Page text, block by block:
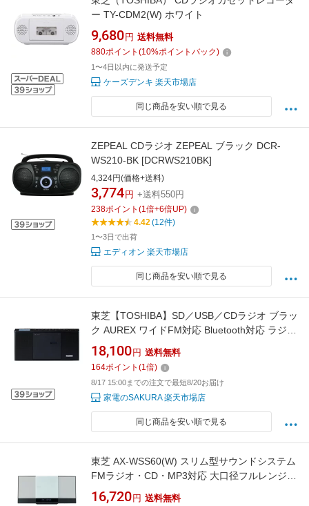
ー TY-CDM2(W) ホワイト
9,680 円 送料無料
880ポイント (10%ポイントバック)
1〜4日以内に発送予定
ケーズデンキ 楽天市場店
同じ商品を安い順で見る
ZEPEAL CDラジオ ZEPEAL ブラック DCR-
WS210-BK [DCRWS210BK]
4,324円(価格+送料)
3,774 円 +送料550円
238ポイント (1倍+6倍UP)
4.42(12件)
1〜3日で出荷
エディオン 楽天市場店
同じ商品を安い順で見る
東芝【TOSHIBA】SD／USB／CDラジオ ブラッ
ク AUREX ワイドFM対応 Bluetooth対応 ラジカ
セ AX-CR90-K【密閉型ネオジウムスピーカ
ー】
18,100 円 送料無料
164ポイント (1倍)
8/17 15:00までの注文で最短8/20お届け
家電のSAKURA 楽天市場店
同じ商品を安い順で見る
東芝 AX-WSS60(W) スリム型サウンドシステム
FMラジオ・CD・MP3対応 大口径フルレンジス
ピーカー搭載 ホワイト
16,720 円 送料無料